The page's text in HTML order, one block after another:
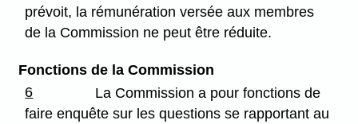
prévoit, la rémunération versée aux membres
de la Commission ne peut être réduite.
Fonctions de la Commission
6
La Commission a pour fonctions de
faire enquête sur les questions se rapportant au